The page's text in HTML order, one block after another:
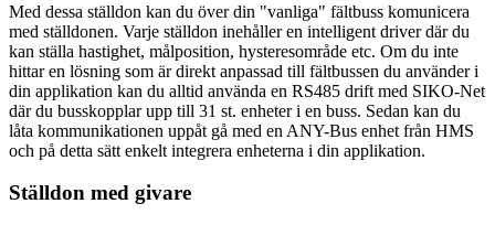
Med dessa ställdon kan du över din "vanliga" fältbuss komunicera
med ställdonen. Varje ställdon inehåller en intelligent driver där du
kan ställa hastighet, målposition, hysteresområde etc. Om du inte
hittar en lösning som är direkt anpassad till fältbussen du använder i
din applikation kan du alltid använda en RS485 drift med SIKO-Net
där du busskopplar upp till 31 st. enheter i en buss. Sedan kan du
låta kommunikationen uppåt gå med en ANY-Bus enhet från HMS
och på detta sätt enkelt integrera enheterna i din applikation.
Ställdon med givare